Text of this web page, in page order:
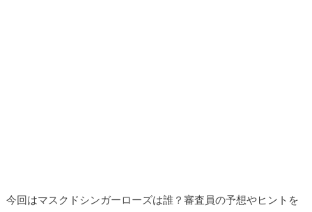
今回はマスクドシンガーローズは誰？審査員の予想やヒントを